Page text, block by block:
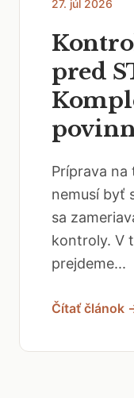
27. júl 2026
pred
Príprava na
nemusí byť
sa
kontroly. V
prejdeme...
Čítať článok